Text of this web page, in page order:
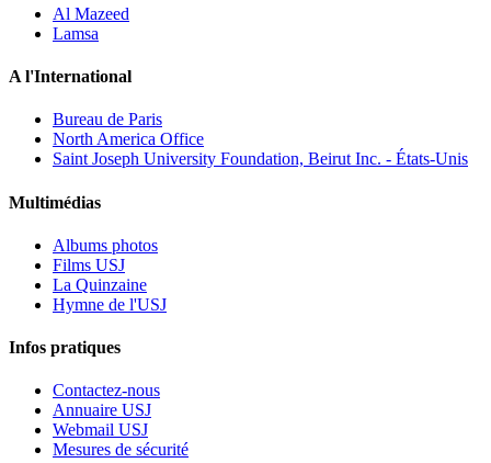
Al Mazeed
Lamsa
A l'International
Bureau de Paris
North America Office
Saint Joseph University Foundation, Beirut Inc. - États-Unis
Multimédias
Albums photos
Films USJ
La Quinzaine
Hymne de l'USJ
Infos pratiques
Contactez-nous
Annuaire USJ
Webmail USJ
Mesures de sécurité